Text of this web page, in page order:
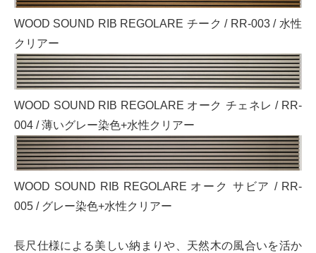
WOOD SOUND RIB REGOLARE チーク / RR-003 / 水性
クリアー
WOOD SOUND RIB REGOLARE オーク チェネレ / RR-
004 / 薄いグレー染色+水性クリアー
WOOD SOUND RIB REGOLARE オーク サビア / RR-
005 / グレー染色+水性クリアー
長尺仕様による美しい納まりや、天然木の風合いを活か